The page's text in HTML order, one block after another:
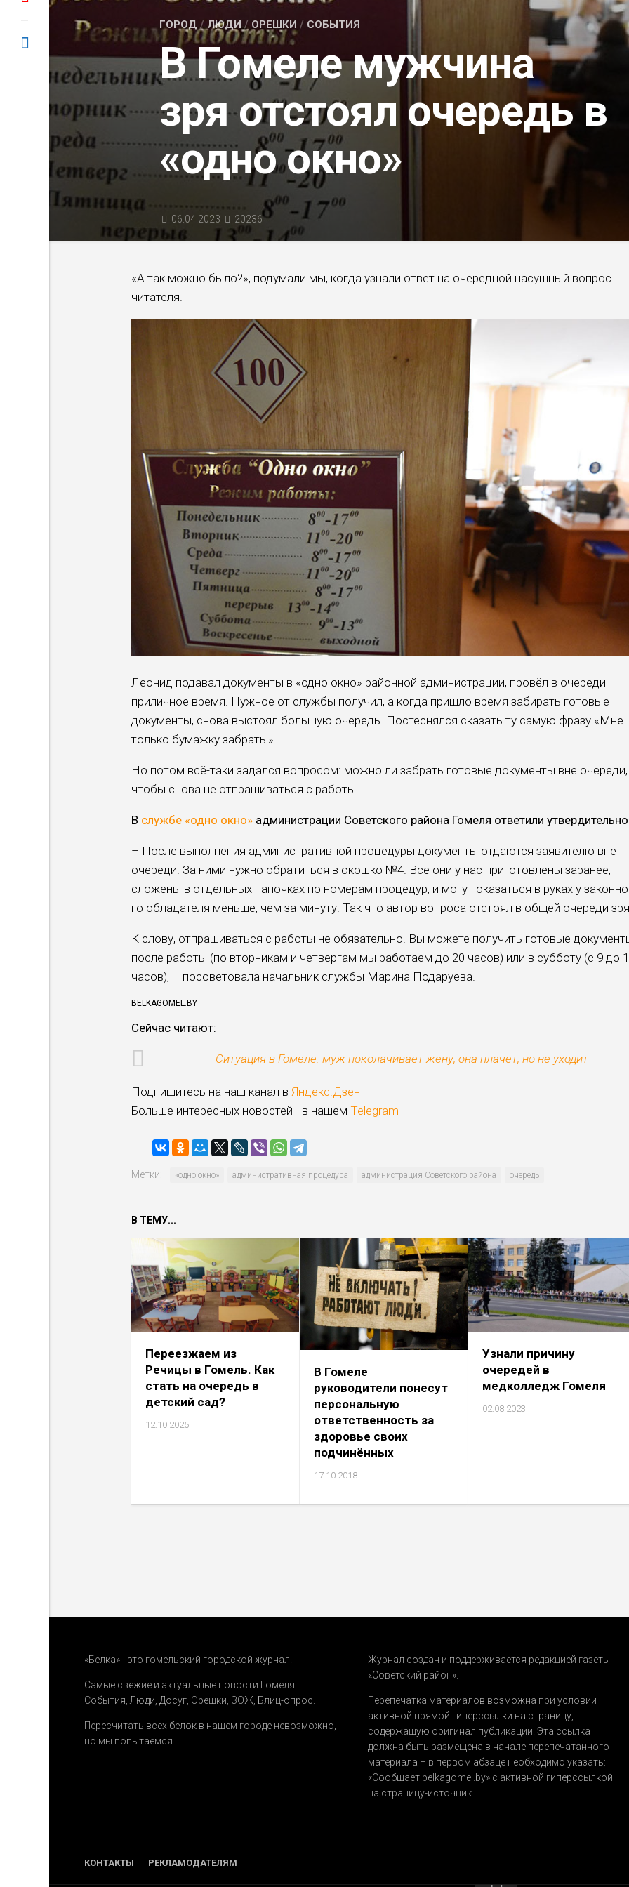
ГОРОД / ЛЮДИ / ОРЕШКИ / СОБЫТИЯ
В Гомеле мужчина
зря отстоял очередь в
«одно окно»
06.04.2023 20236
«А так можно было?», подумали мы, когда узнали ответ на очередной насущный вопрос
читателя.
Леонид подавал документы в «одно окно» районной адми­нистрации, провёл в очереди
приличное время. Нуж­ное от службы получил, а когда пришло время забирать готовые
документы, снова выстоял большую очередь. Постеснялся сказать ту самую фразу «Мне
только бумажку забрать!»
Но потом всё-таки задался вопросом: можно ли забрать готовые документы вне очереди,
чтобы снова не отпрашиваться с работы.
В службе «одно окно» администрации Советского района Гомеля ответили
– После выполнения ад­министративной процедуры документы отдаются заяви­телю вне
очереди. За ними нужно обратиться в окошко №4. Все они у нас приготов­лены заранее,
сложены в от­дельных папочках по номе­рам процедур, и могут оказаться в руках у
го обладателя меньше, чем за минуту. Так что автор вопроса отстоял в общей очереди
К слову, отпрашиваться с работы не обязательно. Вы можете получить готовые
после работы (по вторникам и четвергам мы работаем до 20 часов) или в субботу (с 9 до
часов), – посоветовала началь­ник службы Марина Подаруева.
BELKAGOMEL.BY
Сейчас читают:
Ситуация в Гомеле: муж поколачивает жену, она плачет, но не уходит
Подпишитесь на наш канал в Яндекс.Дзен
Больше интересных новостей - в нашем Telegram
Метки: «одно окно» административная процедура администрация Советского района очередь
В ТЕМУ...
Переезжаем из
Речицы в Гомель. Как
стать на очередь в
детский сад?
12.10.2025
В Гомеле
руководители понесут
персональную
ответственность за
здоровье своих
подчинённых
17.10.2018
Узнали причину
очередей в
медколледж Гомеля
02.08.2023
«Белка» - это гомельский городской журнал.
Самые свежие и актуальные новости Гомеля.
События Люди Досуг Орешки ЗОЖ Блиц-опрос
Пересчитать всех белок в нашем городе невозможно,
но мы попытаемся.
Журнал создан и поддерживается редакцией газеты
«Советский район».
Перепечатка материалов возможна при условии
активной прямой гиперссылки на страницу,
содержащую оригинал публикации. Эта ссылка
должна быть размещена в начале перепечатанного
материала – в первом абзаце необходимо указать:
«Сообщает belkagomel.by»с активной гиперссылкой
на страницу-источник.
КОНТАКТЫ РЕКЛАМОДАТЕЛЯМ